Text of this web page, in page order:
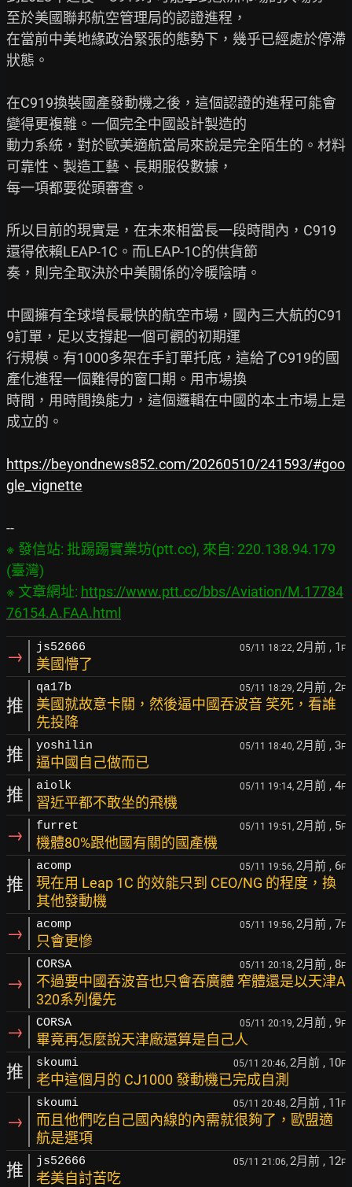
至於美國聯邦航空管理局的認證進程，
在當前中美地緣政治緊張的態勢下，幾乎已經處於停滯
狀態。
在C919換裝國產發動機之後，這個認證的進程可能會
變得更複雜。一個完全中國設計製造的
動力系統，對於歐美適航當局來說是完全陌生的。材料
可靠性、製造工藝、長期服役數據，
每一項都要從頭審查。
所以目前的現實是，在未來相當長一段時間內，C919
還得依賴LEAP-1C。而LEAP-1C的供貨節
奏，則完全取決於中美關係的冷暖陰晴。
中國擁有全球增長最快的航空市場，國內三大航的C91
9訂單，足以支撐起一個可觀的初期運
行規模。有1000多架在手訂單托底，這給了C919的國
產化進程一個難得的窗口期。用市場換
時間，用時間換能力，這個邏輯在中國的本土市場上是
成立的。
https://beyondnews852.com/20260510/241593/#goo
gle_vignette
※ 發信站: 批踢踢實業坊(ptt.cc), 來自: 220.138.94.179
(臺灣)
※ 文章網址: https://www.ptt.cc/bbs/Aviation/M.17784
76154.A.FAA.html
→ js52666 05/11 18:22, 2月前 , 1 F
美國懵了
推
qa17b 05/11 18:29, 2月前 , 2F
美國就故意卡關，然後逼中國吞波音 笑死，看誰
先投降
推 yoshilin 05/11 18:40, 2月前 , 3F
逼中國自己做而已
推 aiolk 05/11 19:14, 2月前 , 4F
習近平都不敢坐的飛機
→ furret 05/11 19:51, 2月前 , 5F
機體80%跟他國有關的國產機
推
acomp 05/11 19:56, 2月前 , 6F
現在用 Leap 1C 的效能只到 CEO/NG 的程度，換
其他發動機
→ acomp 05/11 19:56, 2月前 , 7F
只會更慘
→
CORSA 05/11 20:18, 2月前 , 8F
不過要中國吞波音也只會吞廣體 窄體還是以天津A
320系列優先
→ CORSA 05/11 20:19, 2月前 , 9F
畢竟再怎麼說天津廠還算是自己人
推 skoumi 05/11 20:46, 2月前 , 10F
老中這個月的 CJ1000 發動機已完成自測
→
skoumi 05/11 20:48, 2月前 , 11 F
而且他們吃自己國內線的內需就很夠了，歐盟適
航是選項
推 js52666 05/11 21:06, 2月前 , 12F
老美自討苦吃